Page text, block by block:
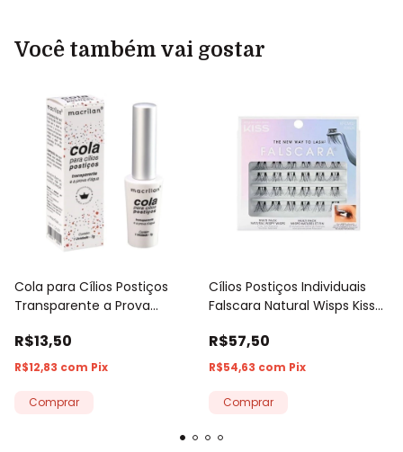
Você também vai gostar
Cola para Cílios Postiços
Transparente a Prova
R$13,50
R$12,83 com Pix
Cílios Postiços Individuais
Falscara Natural Wisps Kiss
R$57,50
R$54,63 com Pix